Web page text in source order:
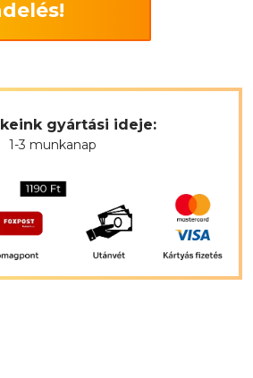
gyártási ideje:
1-3 munkanap